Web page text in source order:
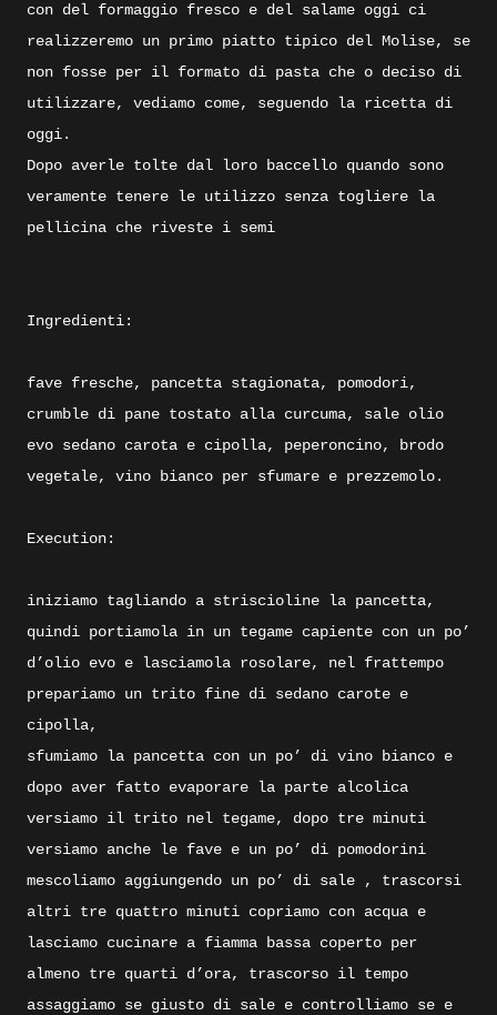
con del formaggio fresco e del salame oggi ci
realizzeremo un primo piatto tipico del Molise, se
non fosse per il formato di pasta che o deciso di
utilizzare, vediamo come, seguendo la ricetta di
oggi.
Dopo averle tolte dal loro baccello quando sono
veramente tenere le utilizzo senza togliere la
pellicina che riveste i semi
Ingredienti:
fave fresche, pancetta stagionata, pomodori,
crumble di pane tostato alla curcuma, sale olio
evo sedano carota e cipolla, peperoncino, brodo
vegetale, vino bianco per sfumare e prezzemolo.
Execution:
iniziamo tagliando a striscioline la pancetta,
quindi portiamola in un tegame capiente con un po’
d’olio evo e lasciamola rosolare, nel frattempo
prepariamo un trito fine di sedano carote e
cipolla,
sfumiamo la pancetta con un po’ di vino bianco e
dopo aver fatto evaporare la parte alcolica
versiamo il trito nel tegame, dopo tre minuti
versiamo anche le fave e un po’ di pomodorini
mescoliamo aggiungendo un po’ di sale , trascorsi
altri tre quattro minuti copriamo con acqua e
lasciamo cucinare a fiamma bassa coperto per
almeno tre quarti d’ora, trascorso il tempo
assaggiamo se giusto di sale e controlliamo se e